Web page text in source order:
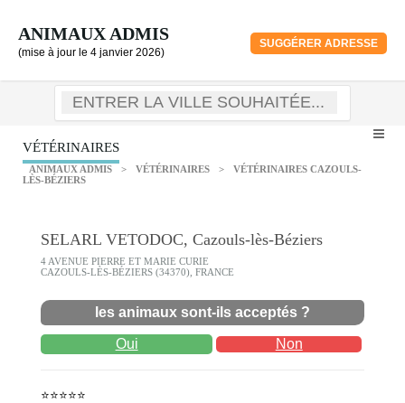
ANIMAUX ADMIS
(mise à jour le 4 janvier 2026)
SUGGÉRER ADRESSE
VÉTÉRINAIRES
ANIMAUX ADMIS > VÉTÉRINAIRES >
VÉTÉRINAIRES CAZOULS-
LÈS-BÉZIERS
SELARL VETODOC, Cazouls-lès-Béziers
4 AVENUE PIERRE ET MARIE CURIE
CAZOULS-LÈS-BÉZIERS (34370), FRANCE
les animaux sont-ils acceptés ?
Oui Non
⭐⭐⭐⭐⭐